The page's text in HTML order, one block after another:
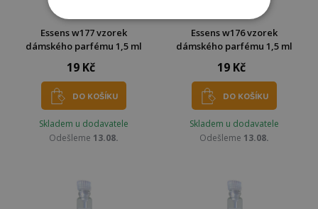
Essens w177 vzorek
dámského parfému 1,5 ml
19 Kč
DO KOŠÍKU
Skladem u dodavatele
Odešleme 13.08.
Essens w176 vzorek
dámského parfému 1,5 ml
19 Kč
DO KOŠÍKU
Skladem u dodavatele
Odešleme 13.08.